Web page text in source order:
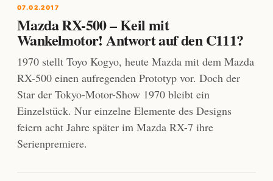
07.02.2017
Mazda RX-500 – Keil mit
Wankelmotor! Antwort auf den C111?
1970 stellt Toyo Kogyo, heute Mazda mit dem Mazda
RX-500 einen aufregenden Prototyp vor. Doch der
Star der Tokyo-Motor-Show 1970 bleibt ein
Einzelstück. Nur einzelne Elemente des Designs
feiern acht Jahre später im Mazda RX-7 ihre
Serienpremiere.